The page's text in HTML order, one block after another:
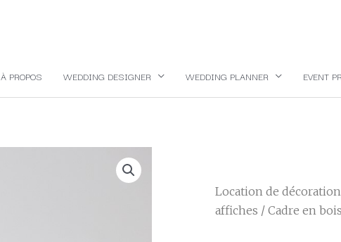
À PROPOS WEDDING DESIGNER WEDDING PLANNER EVENT
Location de décoration
affiches / Cadre en